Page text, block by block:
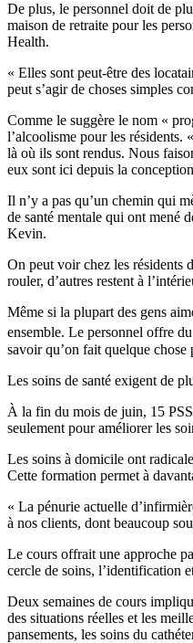
De plus, le personnel doit de
maison de retraite pour les
Health.
« Elles sont peut-être des
peut s’agir de choses simples
Comme le suggère le nom «
l’alcoolisme pour les résidents.
là où ils sont rendus. Nous
eux sont ici depuis la
Il n’y a pas qu’un chemin qui
de santé mentale qui ont mené
Kevin.
On peut voir chez les résidents
rouler, d’autres restent à
Même si la plupart des gens
ensemble. Le personnel offre
savoir qu’on fait quelque
Les soins de santé exigent de
À la fin du mois de juin, 15
seulement pour améliorer les
Les soins à domicile ont
Cette formation permet à
« La pénurie actuelle
à nos clients, dont beaucoup
Le cours offrait une approche
cercle de soins, l’identification
Deux semaines de cours
des situations réelles et les
pansements, les soins du